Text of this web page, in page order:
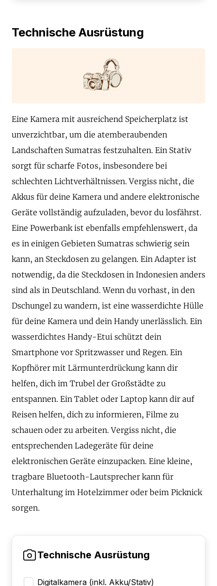
Technische Ausrüstung
Eine Kamera mit ausreichend Speicherplatz ist
unverzichtbar, um die atemberaubenden
Landschaften Sumatras festzuhalten. Ein Stativ
sorgt für scharfe Fotos, insbesondere bei
schlechten Lichtverhältnissen. Vergiss nicht, die
Akkus für deine Kamera und andere elektronische
Geräte vollständig aufzuladen, bevor du losfährst.
Eine Powerbank ist ebenfalls empfehlenswert, da
es in einigen Gebieten Sumatras schwierig sein
kann, an Steckdosen zu gelangen. Ein Adapter ist
notwendig, da die Steckdosen in Indonesien anders
sind als in Deutschland. Wenn du vorhast, in den
Dschungel zu wandern, ist eine wasserdichte Hülle
für deine Kamera und dein Handy unerlässlich. Ein
wasserdichtes Handy-Etui schützt dein
Smartphone vor Spritzwasser und Regen. Ein
Kopfhörer mit Lärmunterdrückung kann dir
helfen, dich im Trubel der Großstädte zu
entspannen. Ein Tablet oder Laptop kann dir auf
Reisen helfen, dich zu informieren, Filme zu
schauen oder zu arbeiten. Vergiss nicht, die
entsprechenden Ladegeräte für deine
elektronischen Geräte einzupacken. Eine kleine,
tragbare Bluetooth-Lautsprecher kann für
Unterhaltung im Hotelzimmer oder beim Picknick
sorgen.
Technische Ausrüstung
Digitalkamera (inkl. Akku/Stativ)